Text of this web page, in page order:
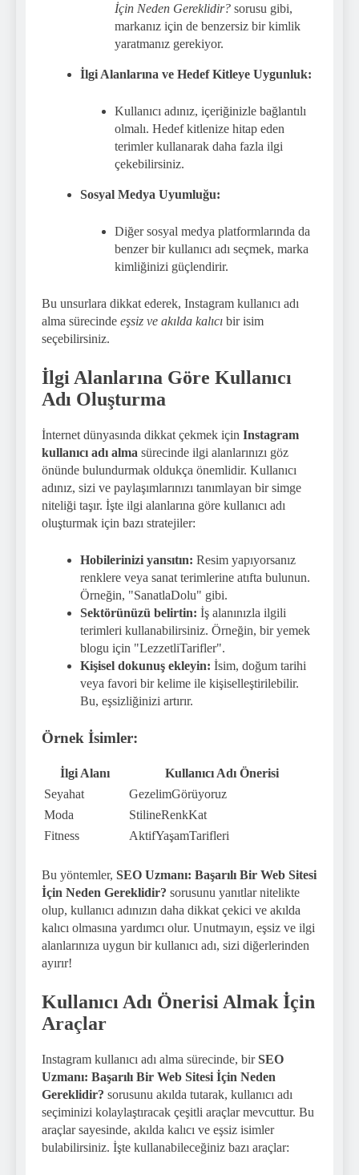
İçin Neden Gereklidir? sorusu gibi,
markanız için de benzersiz bir kimlik
yaratmanız gerekiyor.
İlgi Alanlarına ve Hedef Kitleye Uygunluk:
Kullanıcı adınız, içeriğinizle bağlantılı
olmalı. Hedef kitlenize hitap eden
terimler kullanarak daha fazla ilgi
çekebilirsiniz.
Sosyal Medya Uyumluğu:
Diğer sosyal medya platformlarında da
benzer bir kullanıcı adı seçmek, marka
kimliğinizi güçlendirir.
Bu unsurlara dikkat ederek, Instagram kullanıcı adı
alma sürecinde eşsiz ve akılda kalıcı bir isim
seçebilirsiniz.
İlgi Alanlarına Göre Kullanıcı
Adı Oluşturma
İnternet dünyasında dikkat çekmek için Instagram
kullanıcı adı alma sürecinde ilgi alanlarınızı göz
önünde bulundurmak oldukça önemlidir. Kullanıcı
adınız, sizi ve paylaşımlarınızı tanımlayan bir simge
niteliği taşır. İşte ilgi alanlarına göre kullanıcı adı
oluşturmak için bazı stratejiler:
Hobilerinizi yansıtın: Resim yapıyorsanız
renklere veya sanat terimlerine atıfta bulunun.
Örneğin, "SanatlaDolu" gibi.
Sektörünüzü belirtin: İş alanınızla ilgili
terimleri kullanabilirsiniz. Örneğin, bir yemek
blogu için "LezzetliTarifler".
Kişisel dokunuş ekleyin: İsim, doğum tarihi
veya favori bir kelime ile kişiselleştirilebilir.
Bu, eşsizliğinizi artırır.
Örnek İsimler:
İlgi Alanı
Kullanıcı Adı Önerisi
Seyahat
GezelimGörüyoruz
Moda
StilineRenkKat
Fitness
AktifYaşamTarifleri
Bu yöntemler, SEO Uzmanı: Başarılı Bir Web Sitesi
İçin Neden Gereklidir? sorusunu yanıtlar nitelikte
olup, kullanıcı adınızın daha dikkat çekici ve akılda
kalıcı olmasına yardımcı olur. Unutmayın, eşsiz ve ilgi
alanlarınıza uygun bir kullanıcı adı, sizi diğerlerinden
ayırır!
Kullanıcı Adı Önerisi Almak İçin
Araçlar
Instagram kullanıcı adı alma sürecinde, birSEO
Uzmanı: Başarılı Bir Web Sitesi İçin Neden
Gereklidir? sorusunu akılda tutarak, kullanıcı adı
seçiminizi kolaylaştıracak çeşitli araçlar mevcuttur. Bu
araçlar sayesinde, akılda kalıcı ve eşsiz isimler
bulabilirsiniz. İşte kullanabileceğiniz bazı araçlar: